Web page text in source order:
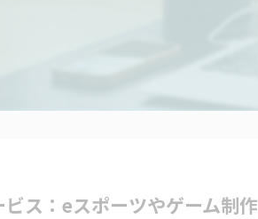
ス：eスポーツやゲーム制